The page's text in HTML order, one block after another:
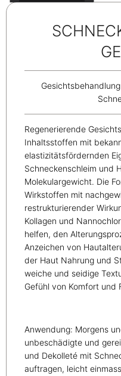
Regenerierende
Inhaltsstoffen mit
elastizitätsfördernden
Schneckenschleim und
Molekulargewicht. Die
Wirkstoffen mit
restrukturierender
Kollagen und
helfen, den
Anzeichen von
der Haut Nahrung und
weiche und seidige
Gefühl von Komfort und
Anwendung: Morgens
unbeschädigte und
und Dekolleté mit
auftragen, leicht